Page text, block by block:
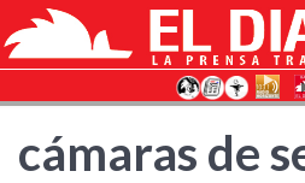
cámaras de